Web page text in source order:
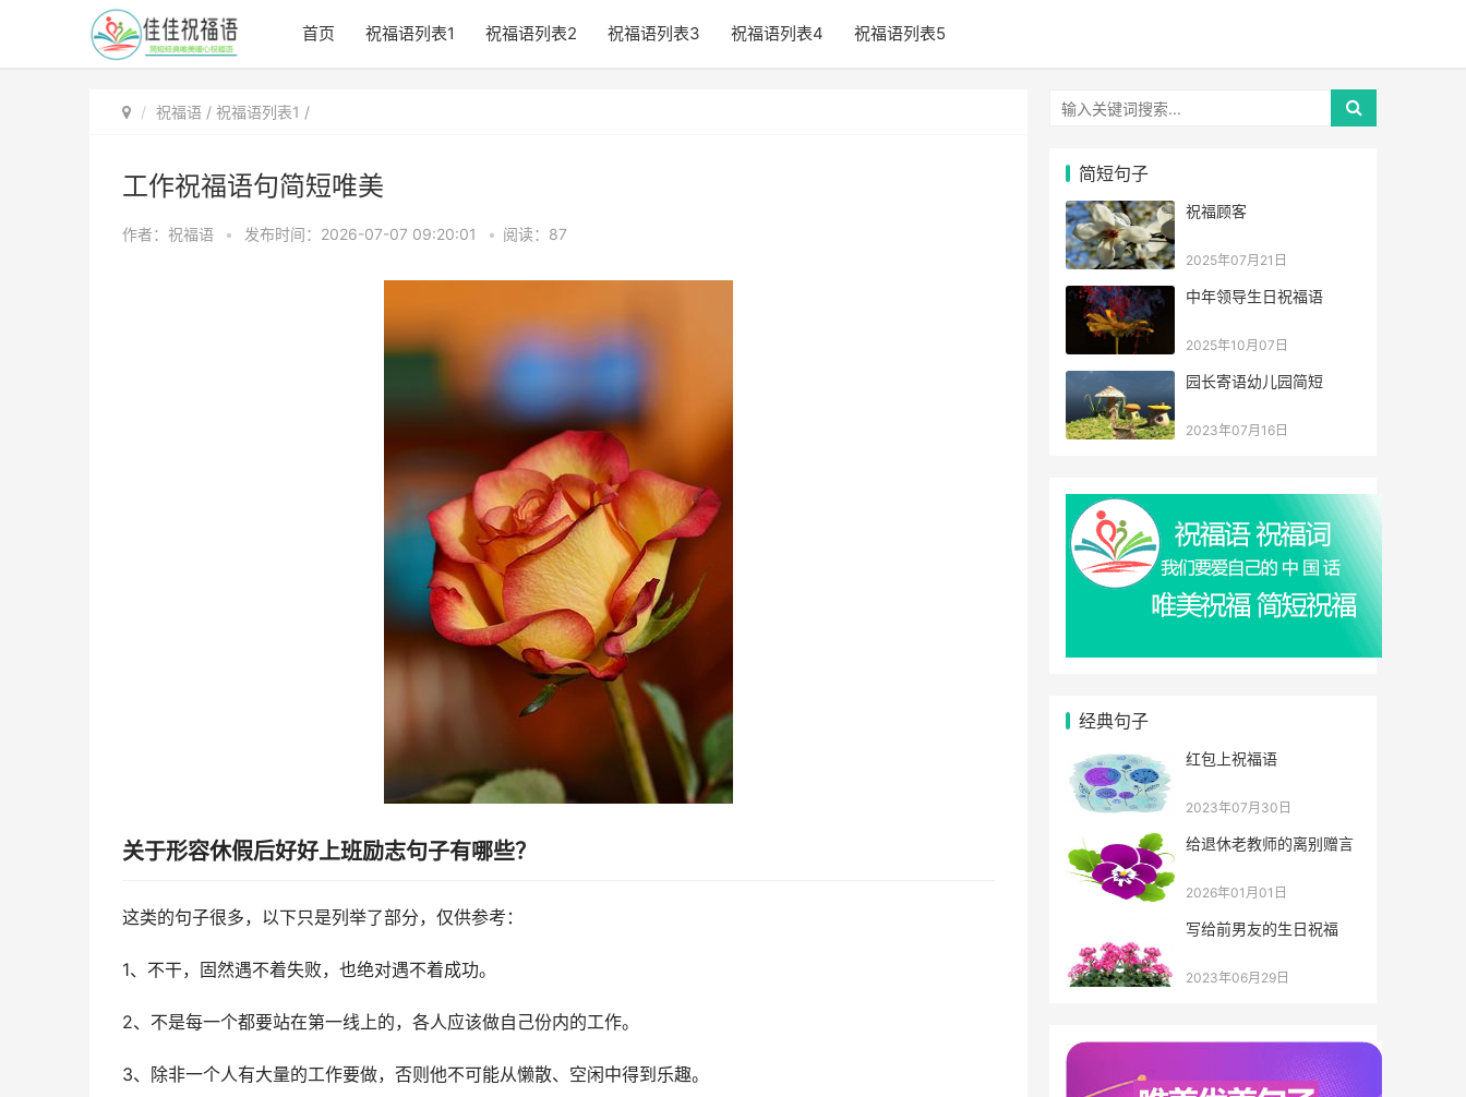
首页 祝福语列表1 祝福语列表2 祝福语列表3 祝福语列表4 祝福语列表5
祝福语 / 祝福语列表1 /
工作祝福语句简短唯美
作者：祝福语 • 发布时间：2026-07-07 09:20:01 • 阅读：87
关于形容休假后好好上班励志句子有哪些？
这类的句子很多，以下只是列举了部分，仅供参考：
1、不干，固然遇不着失败，也绝对遇不着成功。
2、不是每一个都要站在第一线上的，各人应该做自己份内的工作。
3、除非一个人有大量的工作要做，否则他不可能从懒散、空闲中得到乐趣。
简短句子
祝福顾客
2025年07月21日
中年领导生日祝福语
2025年10月07日
园长寄语幼儿园简短
2023年07月16日
经典句子
红包上祝福语
2023年07月30日
给退休老教师的离别赠言
2026年01月01日
写给前男友的生日祝福
2023年06月29日